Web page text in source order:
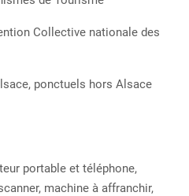
Collective nationale des
ponctuels hors Alsace
portable et téléphone,
machine à affranchir,